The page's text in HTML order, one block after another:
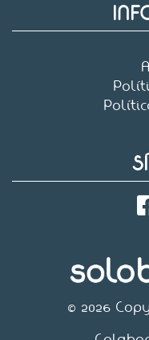
© 2026